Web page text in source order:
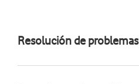
Resolución de problemas